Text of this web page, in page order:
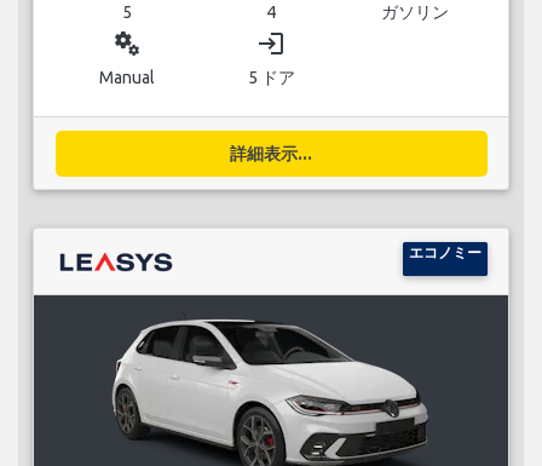
5 4 ガソリン
miscellaneous_services
Manual
login
5 ドア
詳細表示...
エコノミー